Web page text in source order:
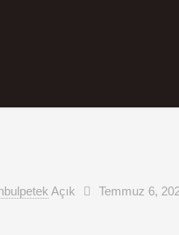
Açık Temmuz 6,